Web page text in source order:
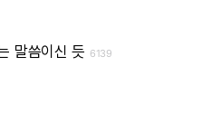
말씀이신 듯 6139